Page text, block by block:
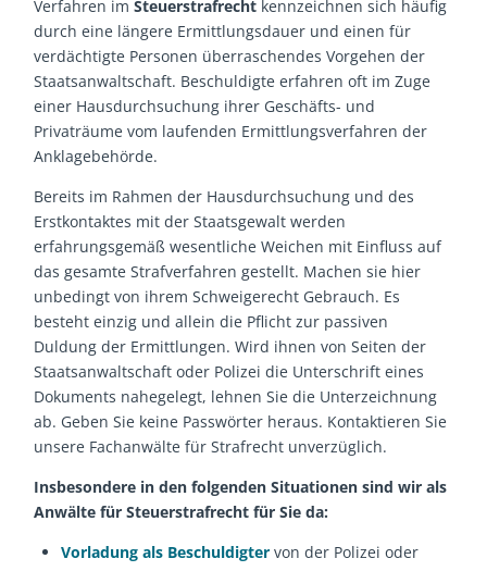
Verfahren imSteuerstrafrecht kennzeichnen sich häufig
durch eine längere Ermittlungsdauer und einen für
verdächtigte Personen überraschendes Vorgehen der
Staatsanwaltschaft. Beschuldigte erfahren oft im Zuge
einer Hausdurchsuchung ihrer Geschäfts- und
Privaträume vom laufenden Ermittlungsverfahren der
Anklagebehörde.
Bereits im Rahmen der Hausdurchsuchung und des
Erstkontaktes mit der Staatsgewalt werden
erfahrungsgemäß wesentliche Weichen mit Einfluss auf
das gesamte Strafverfahren gestellt. Machen sie hier
unbedingt von ihrem Schweigerecht Gebrauch. Es
besteht einzig und allein die Pflicht zur passiven
Duldung der Ermittlungen. Wird ihnen von Seiten der
Staatsanwaltschaft oder Polizei die Unterschrift eines
Dokuments nahegelegt, lehnen Sie die Unterzeichnung
ab. Geben Sie keine Passwörter heraus. Kontaktieren Sie
unsere Fachanwälte für Strafrecht unverzüglich.
Insbesondere in den folgenden Situationen sind wir als
Anwälte für Steuerstrafrecht für Sie da:
Vorladung als Beschuldigter von der Polizei oder